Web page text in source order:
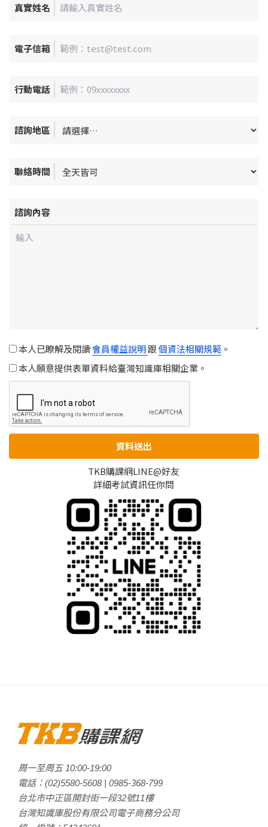
真實姓名
電子信箱
行動電話
諮詢地區
聯絡時間
諮詢內容
本人已瞭解及閱讀會員權益說明跟個資法相關規範 。
本人願意提供表單資料給臺灣知識庫相關企業。
資料送出
TKB購課網LINE@好友
詳細考試資訊任你問
周一至周五 10:00-19:00
電話： (02)5580-5608| 0985-368-799
台北市中正區開封街一段32號11樓
台灣知識庫股份有限公司電子商務分公司